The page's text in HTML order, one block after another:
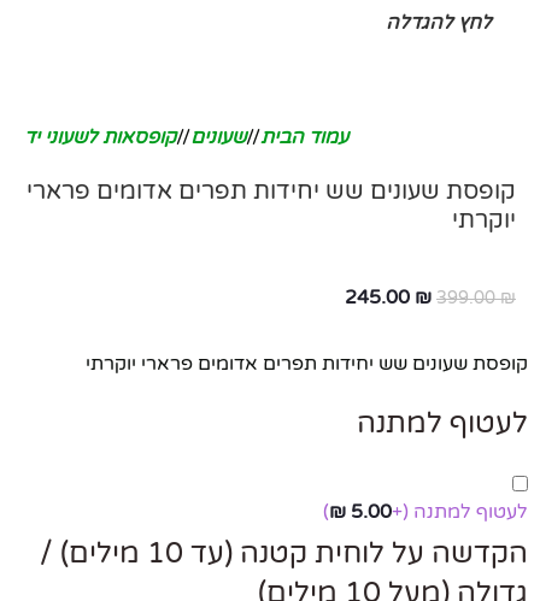
לחץ להגדלה
עמוד הבית/ שעונים/ קופסאות לשעוני יד
קופסת שעונים שש יחידות תפרים אדומים פרארי
יוקרתי
399.00₪
245.00 ₪
קופסת שעונים שש יחידות תפרים אדומים פרארי יוקרתי
לעטוף למתנה
לעטוף למתנה (+
5.00
₪
)
הקדשה על לוחית קטנה (עד 10 מילים) /
גדולה (מעל 10 מילים)